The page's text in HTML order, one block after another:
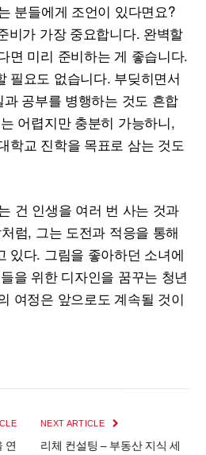
분들에게 조언이 있다면요?
비가 가장 중요합니다. 완벽할
면 미리 준비하는 게 좋습니다.
필요도 없습니다. 부딪히면서
공부를 병행하는 것도 흔합
어렵지만 충분히 가능하니,
학교 진학을 목표로 삼는 것도
건 인생을 여러 번 사는 것과
럼, 그는 도전과 적응을 통해
있다. 그림을 좋아하던 소녀에
을 위한 디자인을 꿈꾸는 청년
여정은 앞으로도 계속될 것이
연
NEXT ARTICLE
리체 컨설팅 – 부동산 지식 세